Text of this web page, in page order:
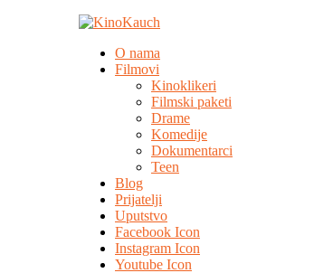
O nama
Filmovi
Kinoklikeri
Filmski paketi
Drame
Komedije
Dokumentarci
Teen
Blog
Prijatelji
Uputstvo
Facebook Icon
Instagram Icon
Youtube Icon